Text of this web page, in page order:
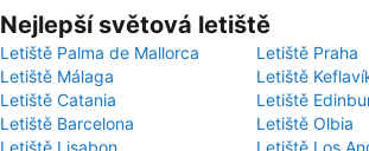
Nejlepší světová letiště
Letiště Palma de Mallorca
Letiště Praha
Letiště Málaga
Letiště
Letiště Catania
Letiště
Letiště Barcelona
Letiště Olbia
Letiště Lisabon
Letiště Los